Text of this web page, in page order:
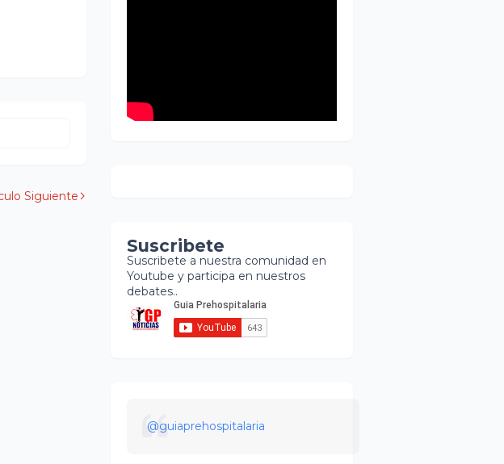
Siguiente
Suscribete
Suscribete a nuestra comunidad en
Youtube y participa en nuestros
debates..
@guiaprehospitalaria